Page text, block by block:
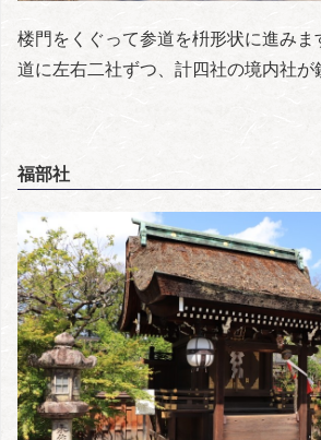
楼門をくぐって参道を枡形状に進みま
道に左右二社ずつ、計四社の境内社が
福部社